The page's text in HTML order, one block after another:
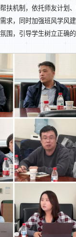
扶机制，依托师友计划
求，同时加强班风学风
围，引导学生树立正确